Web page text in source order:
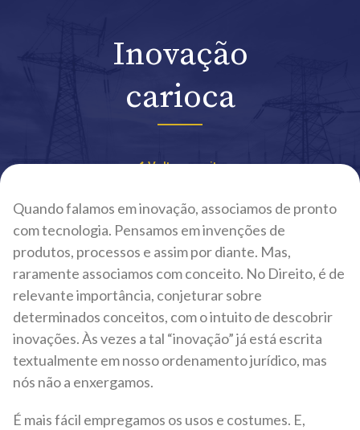
Inovação
carioca
Voltar ao site
Quando falamos em inovação, associamos de pronto
com tecnologia. Pensamos em invenções de
produtos, processos e assim por diante. Mas,
raramente associamos com conceito. No Direito, é de
relevante importância, conjeturar sobre
determinados conceitos, com o intuito de descobrir
inovações. Às vezes a tal “inovação” já está escrita
textualmente em nosso ordenamento jurídico, mas
nós não a enxergamos.
É mais fácil empregamos os usos e costumes. E,